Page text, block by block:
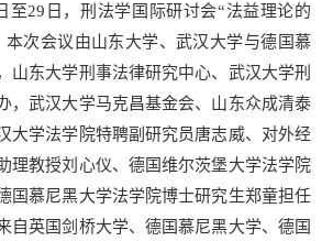
至29日，刑法学国际研讨会“法益理论的
本次会议由山东大学、武汉大学与德国慕
山东大学刑事法律研究中心、武汉大学刑
，武汉大学马克昌基金会、山东众成清泰
大学法学院特聘副研究员唐志威、对外经
理教授刘心仪、德国维尔茨堡大学法学院
国慕尼黑大学法学院博士研究生郑童担任
自英国剑桥大学、德国慕尼黑大学、德国